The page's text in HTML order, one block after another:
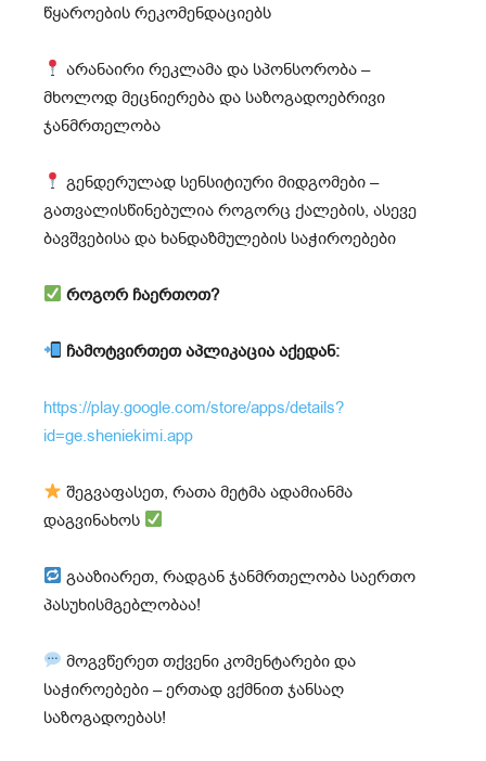
წყაროების რეკომენდაციებს
არანაირი რეკლამა და სპონსორობა –
მხოლოდ მეცნიერება და საზოგადოებრივი
ჯანმრთელობა
გენდერულად სენსიტიური მიდგომები –
გათვალისწინებულია როგორც ქალების, ასევე
ბავშვებისა და ხანდაზმულების საჭიროებები
როგორ ჩაერთოთ?
ჩამოტვირთეთ აპლიკაცია აქედან:
https://play.google.com/store/apps/details?
id=ge.sheniekimi.app
შეგვაფასეთ, რათა მეტმა ადამიანმა
დაგვინახოს
გააზიარეთ, რადგან ჯანმრთელობა საერთო
პასუხისმგებლობაა!
მოგვწერეთ თქვენი კომენტარები და
საჭიროებები – ერთად ვქმნით ჯანსაღ
საზოგადოებას!